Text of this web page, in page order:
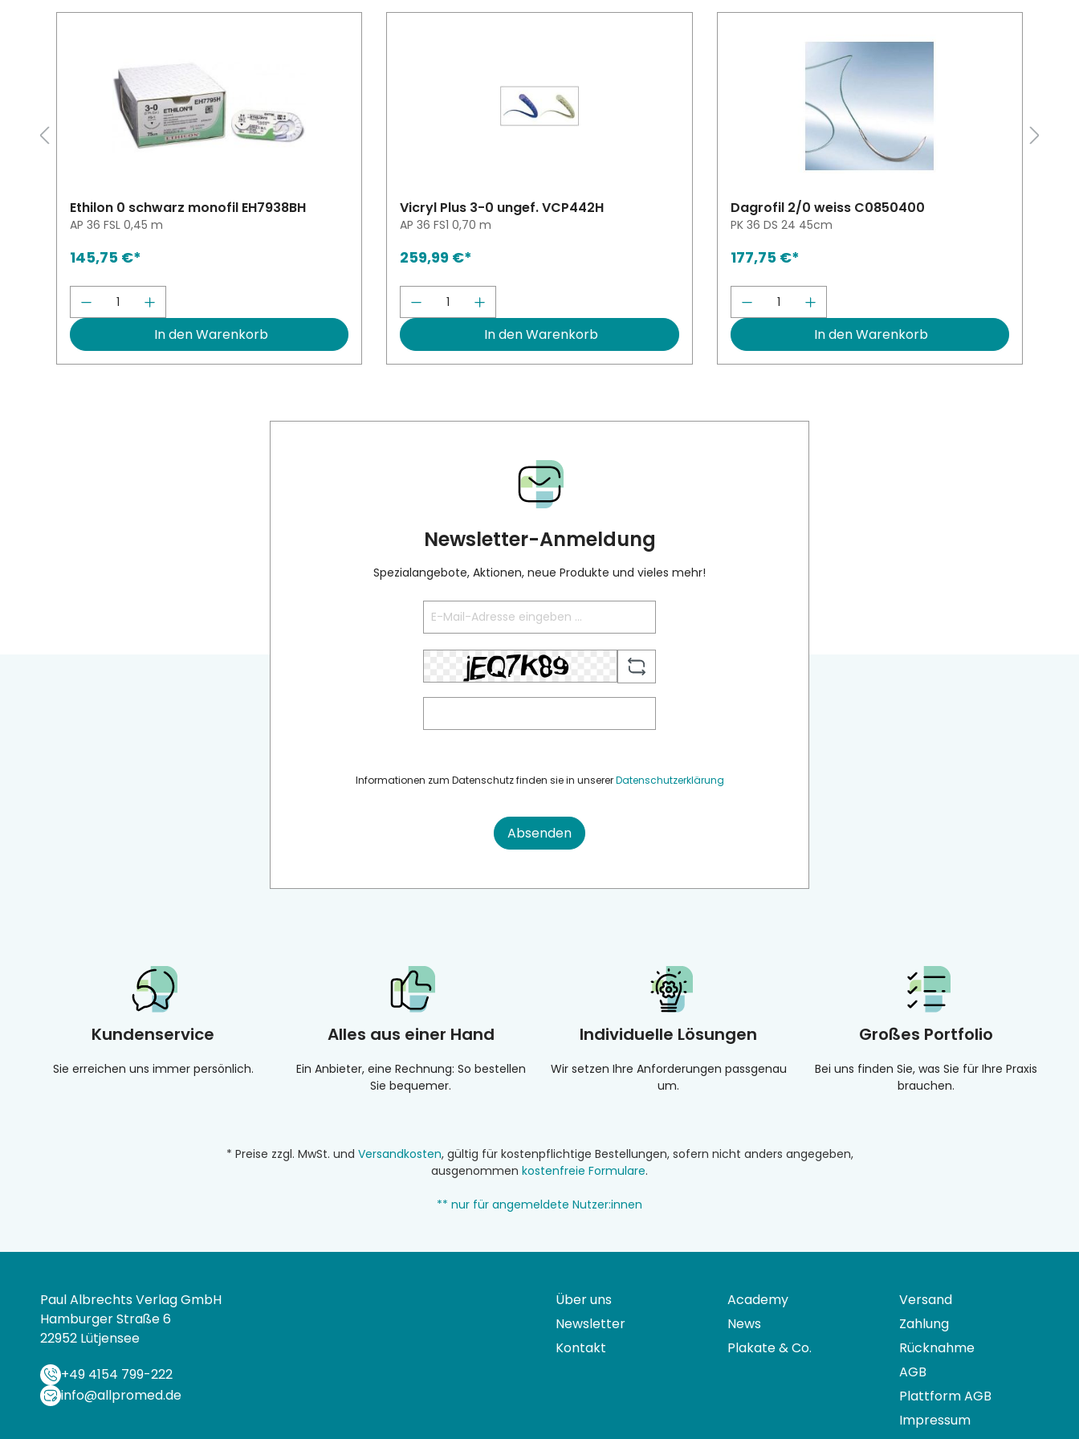
oder zu reduzieren.
Schaltflächen um die Anzahl zu erhöhen oder zu reduzieren.
Wert ein oder benutze die Schaltflächen um die Anzahl zu erhöhen oder zu reduzieren.
Ethilon 0 schwarz monofil EH7938BH
AP 36 FSL 0,45 m
145,75 €*
Produkt Anzahl: Gib den gewünschten Wert ein oder benutze die Schaltflächen um die Anzahl zu
In den Warenkorb
Vicryl Plus 3-0 ungef. VCP442H
AP 36 FS1 0,70 m
259,99 €*
Produkt Anzahl: Gib den gewünschten Wert ein oder benutze die
In den Warenkorb
Dagrofil 2/0 weiss C0850400
PK 36 DS 24 45cm
177,75 €*
Produkt Anzahl: Gib den
In den Warenkorb
Newsletter-Anmeldung
Spezialangebote, Aktionen, neue Produkte und vieles mehr!
Informationen zum Datenschutz finden sie in unsererDatenschutzerklärung
Absenden
Kundenservice
Sie erreichen uns immer persönlich.
Alles aus einer Hand
Ein Anbieter, eine Rechnung: So bestellen
Sie bequemer.
Individuelle Lösungen
Wir setzen Ihre Anforderungen passgenau
um.
Großes Portfolio
Bei uns finden Sie, was Sie für Ihre Praxis
brauchen.
* Preise zzgl. MwSt. und Versandkosten, gültig für kostenpflichtige Bestellungen, sofern nicht anders angegeben,
ausgenommen kostenfreie Formulare.
** nur für angemeldete Nutzer:innen
Paul Albrechts Verlag GmbH
Hamburger Straße 6
22952 Lütjensee
+49 4154 799-222
info@allpromed.de
Über uns
Newsletter
Kontakt
Academy
News
Plakate & Co.
Versand
Zahlung
Rücknahme
AGB
Plattform AGB
Impressum